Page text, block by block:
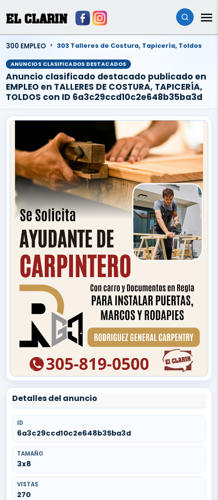
EL CLARIN
300 EMPLEO 303 Talleres de Costura, Tapicería, Toldos
ANUNCIOS CLASIFICADOS DESTACADOS
Anuncio clasificado destacado publicado en
EMPLEO en TALLERES DE COSTURA, TAPICERÍA,
TOLDOS con ID 6a3c29ccd10c2e648b35ba3d
Detalles del anuncio
ID
6a3c29ccd10c2e648b35ba3d
TAMAÑO
3x8
VISTAS
270